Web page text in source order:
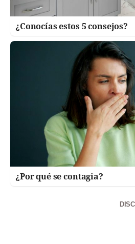
¿Conocías estos 5 consejos?
¿Por qué se contagia?